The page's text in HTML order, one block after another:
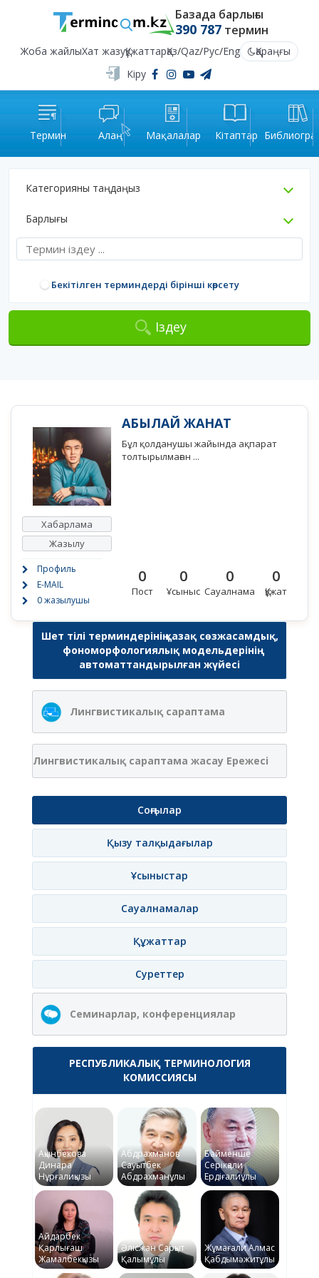
Базада барлығы
390 787термин
Жоба жайлыХат жазуҚұжаттарҚаз/Qaz/Рус/Eng
Қараңғы
Кіру
Термин Алаң Мақалалар Кітаптар
Категорияны таңдаңыз
Барлығы
Бекітілген терминдерді бірінші көрсету
Іздеу
Хабарлама
Жазылу
Профиль
E-MAIL
0 жазылушы
АБЫЛАЙ ЖАНАТ
Бұл қолданушы жайында ақпарат
толтырылмаған ...
0
Пост
0
Ұсыныс
0
Сауалнама
0
Құжат
Шет тілі терминдерінің қазақ сөзжасамдық,
фономорфологиялық модельдерінің
автоматтандырылған жүйесі
Лингвистикалық сараптама
Лингвистикалық сараптама жасау Ережесі
Соңғылар
Қызу талқыдағылар
Ұсыныстар
Сауалнамалар
Құжаттар
Суреттер
Семинарлар, конференциялар
РЕСПУБЛИКАЛЫҚ ТЕРМИНОЛОГИЯ
КОМИССИЯСЫ
Ақынбекова
Динара
Нұрғалиқызы
Абдрахманов
Сауытбек
Абдрахманұлы
Байменше
Серікқали
Ердіғалиұлы
Айдарбек
Қарлығаш
Жамалбекқызы
Әлісжан Сарқыт
Қалымұлы
Жұмағали Алмас
Қабдымәжитұлы